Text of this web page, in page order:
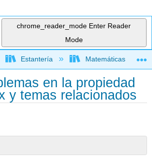
chrome_reader_mode Enter Reader
Mode
jerarquía global
Estantería Matemáticas
en la propiedad
y temas relacionados